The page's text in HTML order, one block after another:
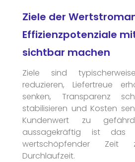
Ziele der
Effizienzpotenziale
sichtbar machen
Ziele sind
reduzieren, Liefertreue
senken, Transparenz
stabilisieren und Kosten
Kundenwert zu
aussagekräftig ist das
wertschöpfender Zeit
Durchlaufzeit.